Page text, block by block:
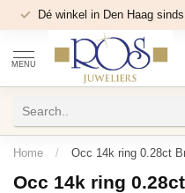
Dé winkel in Den Haag
MENU
Home / Occ 14k ring 0.28ct
Occ 14k ring